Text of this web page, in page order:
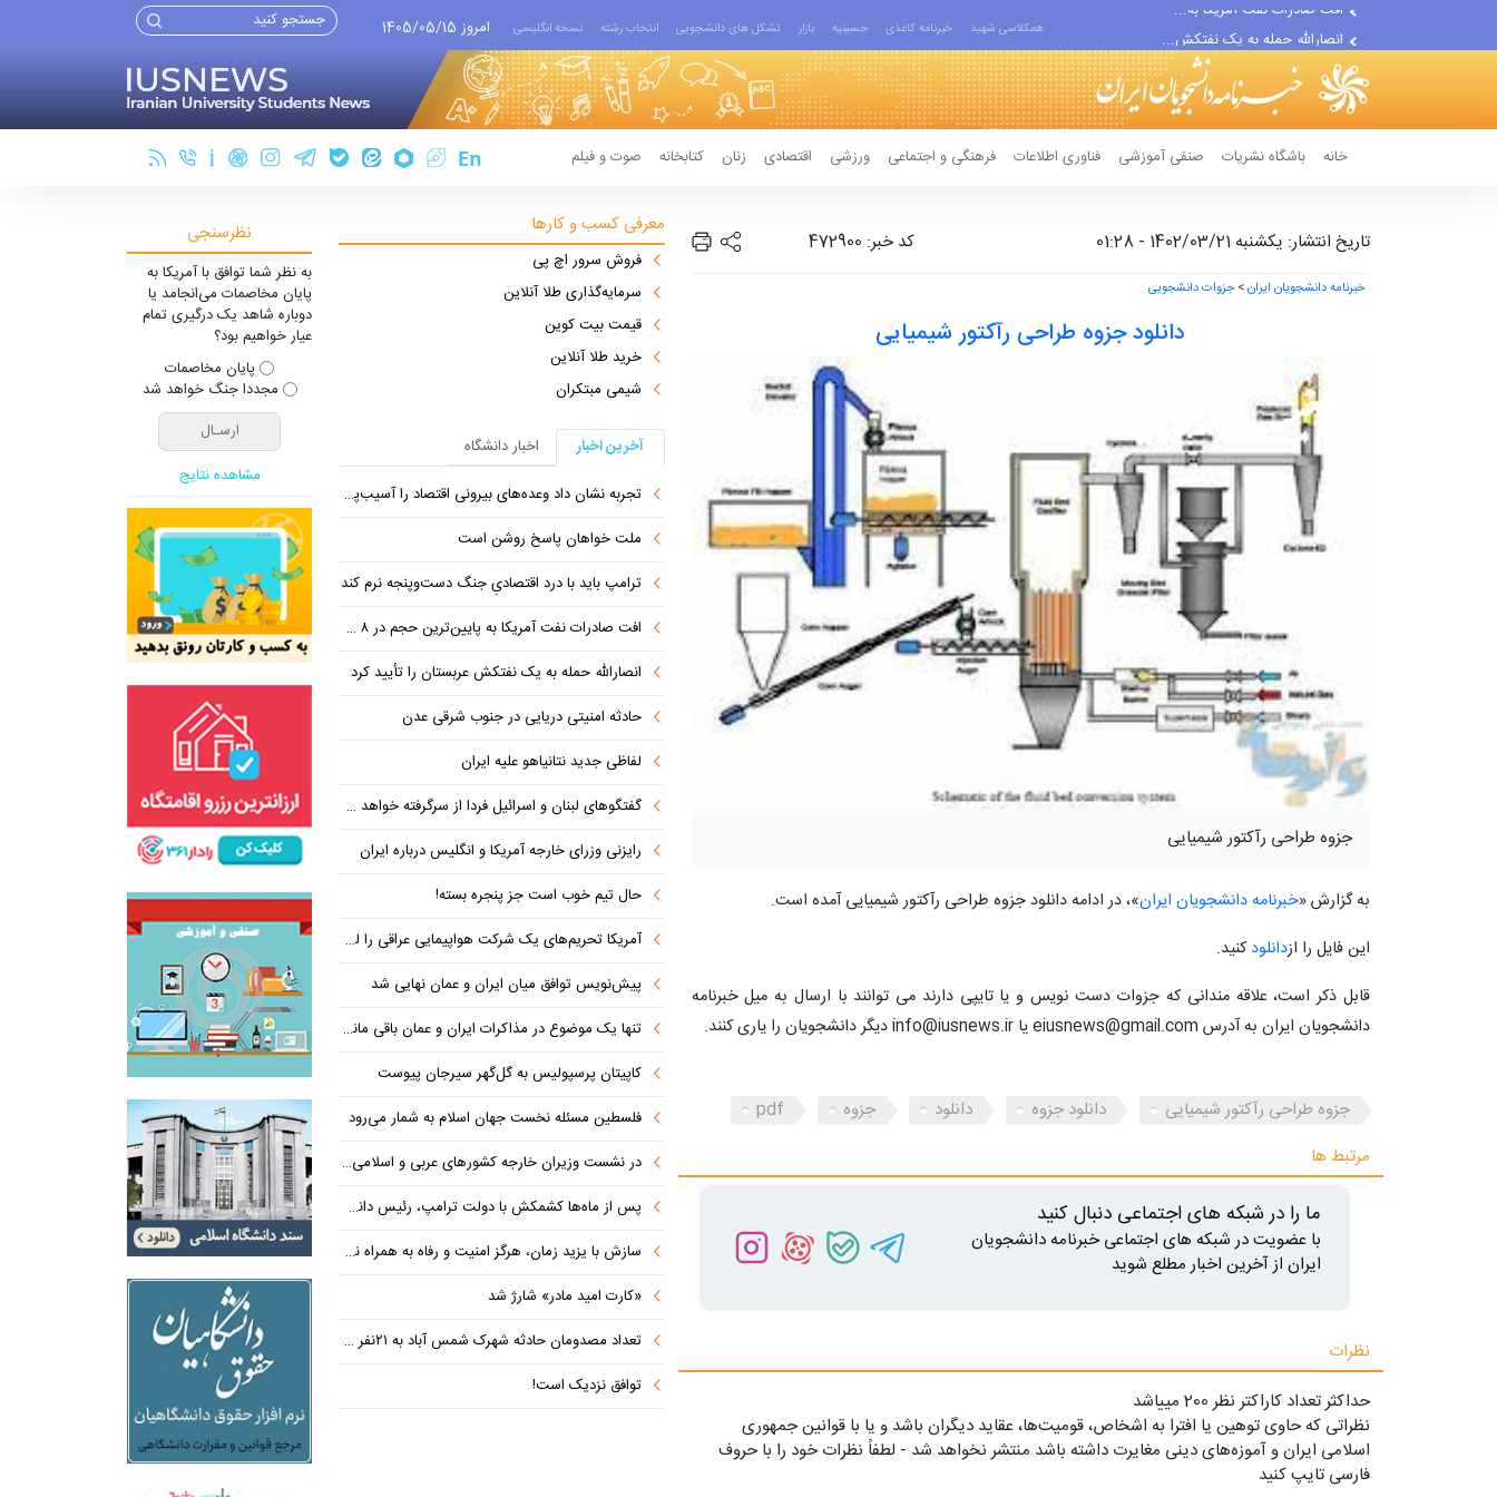
انصارالله حمله به یک نفتکش...
حادثه امنیتی دریایی در جنوب...
همکلاسی شهید خبرنامه کاغذی حسینیه بازار تشکل های دانشجویی انتخاب رشته نسخه انگلیسی امروز 1405/05/15
خانه باشگاه نشریات صنفی آموزشی فناوری اطلاعات فرهنگی و اجتماعی ورزشی اقتصادی زنان کتابخانه صوت و فیلم
تاریخ انتشار: یکشنبه 1402/03/21 - 01:28 کد خبر: 472900
خبرنامه دانشجویان ایران>جزوات دانشجویی
دانلود جزوه طراحی رآکتور شیمیایی
جزوه طراحی رآکتور شیمیایی
به گزارش «خبرنامه دانشجویان ایران»، در ادامه دانلود جزوه طراحی رآکتور شیمیایی آمده است.
این فایل را ازدانلودکنید.
قابل ذکر است، علاقه مندانی که جزوات دست نویس و یا تایپی دارند می توانند با ارسال به میل خبرنامه
دانشجویان ایران به آدرس eiusnews@gmail.com یا info@iusnews.ir دیگر دانشجویان را یاری کنند.
جزوه طراحی رآکتور شیمیایی دانلود جزوه دانلود جزوه
pdf
مرتبط ها
ما را در شبکه های اجتماعی دنبال کنید
با عضویت در شبکه های اجتماعی خبرنامه دانشجویان
ایران از آخرین اخبار مطلع شوید
نظرات
حداکثر تعداد کاراکتر نظر 200 ميياشد
نظراتی که حاوی توهین یا افترا به اشخاص، قومیت‌ها، عقاید دیگران باشد و یا با قوانین جمهوری
اسلامی ایران و آموزه‌های دینی مغایرت داشته باشد منتشر نخواهد شد - لطفاً نظرات خود را با حروف
فارسی تایپ کنید
معرفی کسب و کارها
فروش سرور اچ پی
سرمایه‌گذاری طلا آنلاین
قیمت بیت کوین
خرید طلا آنلاین
شیمی مبتکران
آخرین اخبار
اخبار دانشگاه
تجربه نشان داد وعده‌های بیرونی اقتصاد را آسیب‌پذیرتر می‌کند
ملت خواهان پاسخ روشن است
ترامپ باید با درد اقتصادیِ جنگ دست‌و‌پنجه نرم کند
افت صادرات نفت آمریکا به پایین‌ترین حجم در ۸ ماه اخیر
انصارالله حمله به یک نفتکش عربستان را تأیید کرد
حادثه امنیتی دریایی در جنوب شرقی عدن
لفاظی جدید نتانیاهو علیه ایران
گفتگوهای لبنان و اسرائیل فردا از سرگرفته خواهد شد!
رایزنی وزرای خارجه آمریکا و انگلیس درباره ایران
حال تیم خوب است جز پنجره بسته!
آمریکا تحریم‌های یک شرکت هواپیمایی عراقی را لغو کرد
پیش‌نویس توافق میان ایران و عمان نهایی شد
تنها یک موضوع در مذاکرات ایران و عمان باقی مانده است
کاپیتان پرسپولیس به گل‌گهر سیرجان پیوست
فلسطین مسئله نخست جهان اسلام به شمار می‌رود
در نشست وزیران خارجه کشورهای عربی و اسلامی در امان چه گذشت؟
پس از ماه‌ها کشمکش با دولت ترامپ، رئیس دانشگاه براون کنار می‌رود
سازش با یزید زمان، هرگز امنیت و رفاه به همراه نداشته است
«کارت امید مادر» شارژ شد
تعداد مصدومان حادثه شهرک شمس آباد به ۲۱نفر رسید
توافق نزدیک است!
نظرسنجی
به نظر شما توافق با آمریکا به
پایان مخاصمات می‌انجامد یا
دوباره شاهد یک درگیری تمام
عیار خواهیم بود؟
پایان مخاصمات
مجددا جنگ خواهد شد
مشاهده نتایج